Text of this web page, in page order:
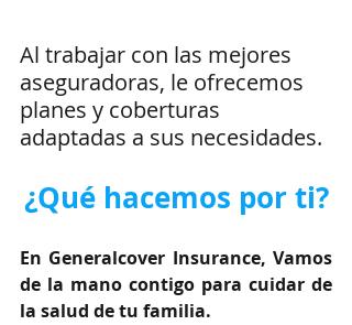
Al trabajar con las mejores
aseguradoras, le ofrecemos
planes y coberturas
adaptadas a sus necesidades.
¿Qué hacemos por ti?
En Generalcover Insurance, Vamos
de la mano contigo para cuidar de
la salud de tu familia.